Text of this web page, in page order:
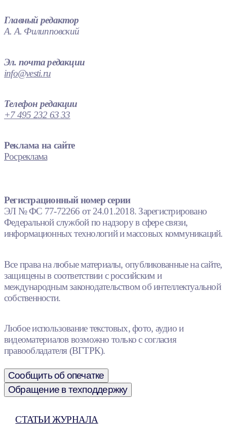
Главный редактор
А. А. Филипповский
Эл. почта редакции
info@vesti.ru
Телефон редакции
+7 495 232 63 33
Реклама на сайте
Росреклама
Регистрационный номер серии
ЭЛ № ФС 77-72266 от 24.01.2018. Зарегистрировано
Федеральной службой по надзору в сфере связи,
информационных технологий и массовых коммуникаций.
Все права на любые материалы, опубликованные на сайте,
защищены в соответствии с российским и
международным законодательством об интеллектуальной
собственности.
Любое использование текстовых, фото, аудио и
видеоматериалов возможно только с согласия
правообладателя (ВГТРК).
Сообщить об опечатке
Обращение в техподдержку
СТАТЬИ ЖУРНАЛА